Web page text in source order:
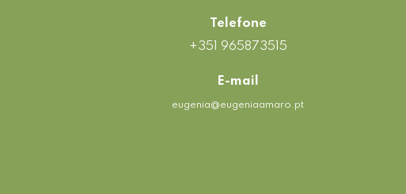
Telefone
+351 965873515
E-mail
eugenia@eugeniaamaro.pt